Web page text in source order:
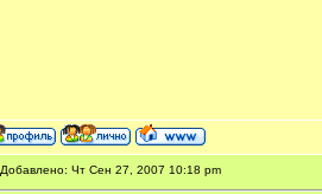
Добавлено: Чт Сен 27, 2007 10:18 pm